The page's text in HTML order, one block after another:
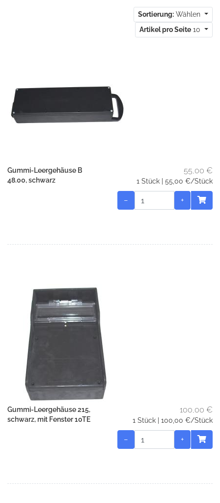
Sortierung: Wählen
Artikel pro Seite 10
Gummi-Leergehäuse B
48.00, schwarz
55,00 €
1 Stück | 55,00 €/Stück
− +
Gummi-Leergehäuse 215,
schwarz, mit Fenster 10TE
100,00 €
1 Stück | 100,00 €/Stück
− +